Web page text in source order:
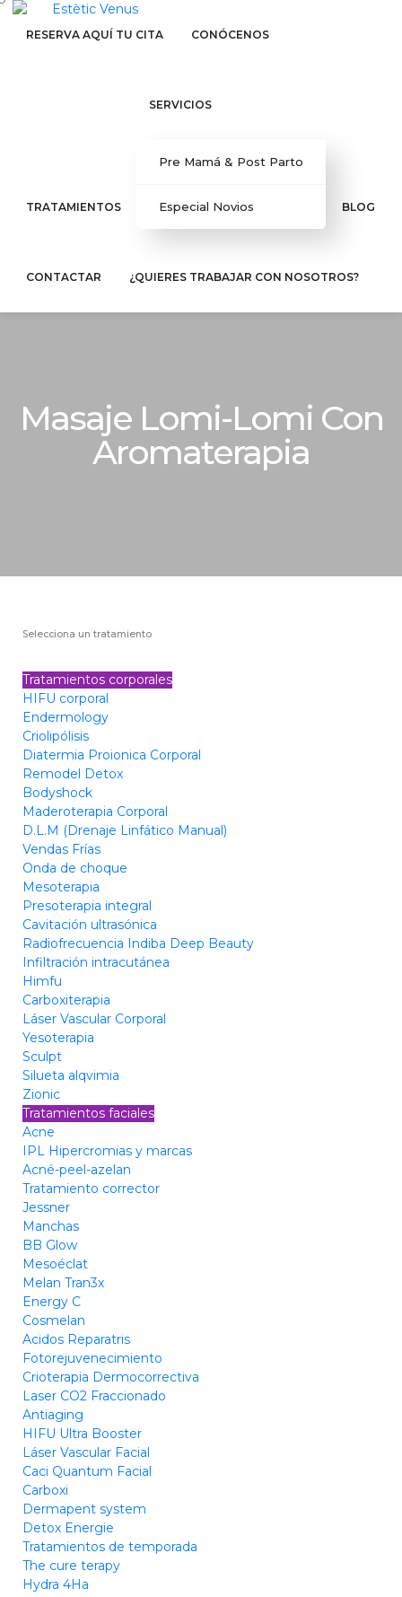
RESERVA AQUÍ TU CITA CONÓCENOS
TRATAMIENTOS
SERVICIOS
Pre Mamá & Post Parto
Especial Novios BLOG
CONTACTAR ¿QUIERES TRABAJAR CON NOSOTROS?
Masaje Lomi-Lomi Con
Aromaterapia
Selecciona un tratamiento
Tratamientos corporales
HIFU corporal
Endermology
Criolipólisis
Diatermia Proionica Corporal
Remodel Detox
Bodyshock
Maderoterapia Corporal
D.L.M (Drenaje Linfático Manual)
Vendas Frías
Onda de choque
Mesoterapia
Presoterapia integral
Cavitación ultrasónica
Radiofrecuencia Indiba Deep Beauty
Infiltración intracutánea
Himfu
Carboxiterapia
Láser Vascular Corporal
Yesoterapia
Sculpt
Silueta alqvimia
Zionic
Tratamientos faciales
Acne
IPL Hipercromias y marcas
Acné-peel-azelan
Tratamiento corrector
Jessner
Manchas
BB Glow
Mesoéclat
Melan Tran3x
Energy C
Cosmelan
Acidos Reparatris
Fotorejuvenecimiento
Crioterapia Dermocorrectiva
Laser CO2 Fraccionado
Antiaging
HIFU Ultra Booster
Láser Vascular Facial
Caci Quantum Facial
Carboxi
Dermapent system
Detox Energie
Tratamientos de temporada
The cure terapy
Hydra 4Ha